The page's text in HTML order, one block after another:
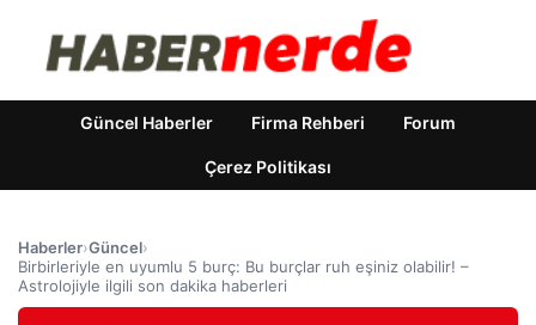
Güncel Haberler Firma Rehberi Forum
Çerez Politikası
Haberler›Güncel›
Birbirleriyle en uyumlu 5 burç: Bu burçlar ruh eşiniz olabilir! –
Astrolojiyle ilgili son dakika haberleri